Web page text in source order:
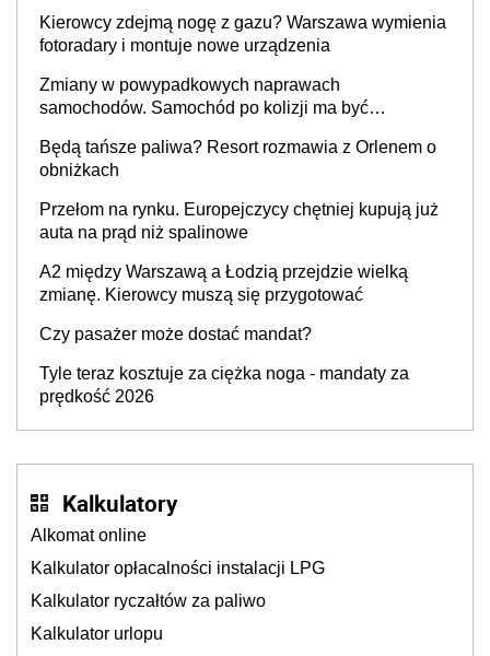
Kierowcy zdejmą nogę z gazu? Warszawa wymienia
fotoradary i montuje nowe urządzenia
Zmiany w powypadkowych naprawach
samochodów. Samochód po kolizji ma być
producenta
Będą tańsze paliwa? Resort rozmawia z Orlenem o
obniżkach
Przełom na rynku. Europejczycy chętniej kupują już
auta na prąd niż spalinowe
A2 między Warszawą a Łodzią przejdzie wielką
zmianę. Kierowcy muszą się przygotować
Czy pasażer może dostać mandat?
Tyle teraz kosztuje za ciężka noga - mandaty za
prędkość 2026
Kalkulatory
Alkomat online
Kalkulator opłacalności instalacji LPG
Kalkulator ryczałtów za paliwo
Kalkulator urlopu